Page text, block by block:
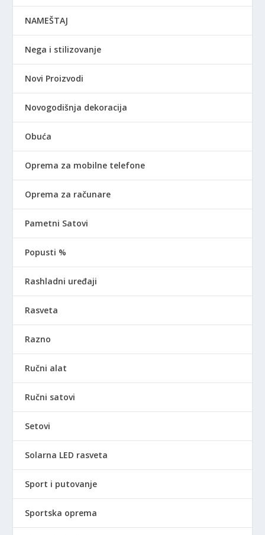
NAMEŠTAJ
Nega i stilizovanje
Novi Proizvodi
Novogodišnja dekoracija
Obuća
Oprema za mobilne telefone
Oprema za računare
Pametni Satovi
Popusti %
Rashladni uređaji
Rasveta
Razno
Ručni alat
Ručni satovi
Setovi
Solarna LED rasveta
Sport i putovanje
Sportska oprema